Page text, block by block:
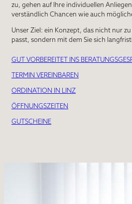
zu, gehen auf Ihre individuellen
verständlich Chancen wie auch
Unser Ziel: ein Konzept, das nicht nur
passt, sondern mit dem Sie sich
GUT VORBEREITET INS
TERMIN VEREINBAREN
ORDINATION IN LINZ
ÖFFNUNGSZEITEN
GUTSCHEINE